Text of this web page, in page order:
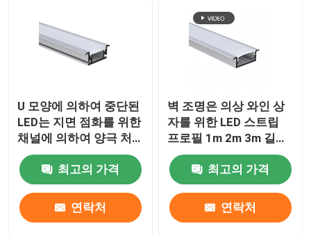
U 모양에 의하여 중단된
LED는 지면 점화를 위한
채널에 의하여 양극 처
리된 회화를 윤곽을 그
립니다 최고의 가격
연락처
벽 조명은 의상 와인 상
자를 위한 LED 스트립
프로필 1m 2m 3m 길이
를 휴회를 명했습니다
최고의 가격
연락처